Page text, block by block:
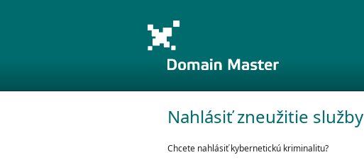
Nahlásiť zneužitie služby
Chcete nahlásiť kybernetickú kriminalitu?